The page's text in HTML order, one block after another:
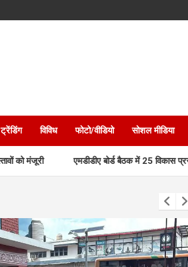
ट्रेंडिंग विविध फोटो/वीडियो सोशल मीडिया
एमडीडीए बोर्ड बैठक में 25 विकास प्रस्तावों को